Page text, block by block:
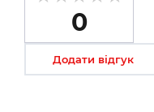
0
Додати відгук